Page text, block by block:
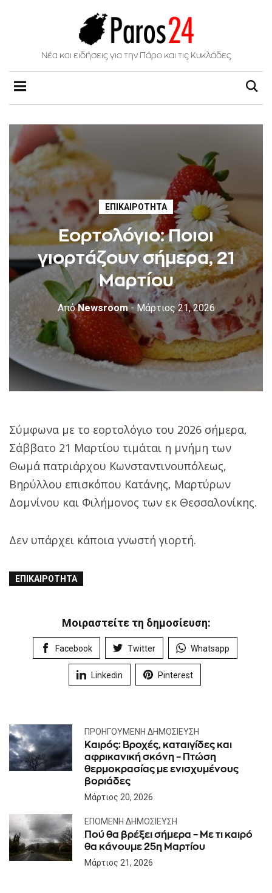
Νέα και ειδήσεις για την Πάρο και τις Κυκλάδες
ΕΠΙΚΑΙΡΌΤΗΤΑ
Εορτολόγιο: Ποιοι
γιορτάζουν σήμερα, 21
Μαρτίου
ΑπόNewsroom - Μάρτιος 21, 2026
Σύμφωνα με το εορτολόγιο του 2026 σήμερα,
Σάββατο 21 Μαρτίου τιμάται η μνήμη των
Θωμά πατριάρχου Κωνσταντινουπόλεως,
Βηρύλλου επισκόπου Κατάνης, Μαρτύρων
Δομνίνου και Φιλήμονος των εκ Θεσσαλονίκης.
Δεν υπάρχει κάποια γνωστή γιορτή.
ΕΠΙΚΑΙΡΌΤΗΤΑ
Μοιραστείτε τη δημοσίευση:
Facebook Twitter Whatsapp
Linkedin Pinterest
ΠΡΟΗΓΟΎΜΕΝΗ ΔΗΜΟΣΊΕΥΣΗ
Kαιρός: Βροχές, καταιγίδες και
αφρικανική σκόνη – Πτώση
θερμοκρασίας με ενισχυμένους
βοριάδες
Μάρτιος 20, 2026
ΕΠΌΜΕΝΗ ΔΗΜΟΣΊΕΥΣΗ
Πού θα βρέξει σήμερα – Με τι καιρό
θα κάνουμε 25η Μαρτίου
Μάρτιος 21, 2026